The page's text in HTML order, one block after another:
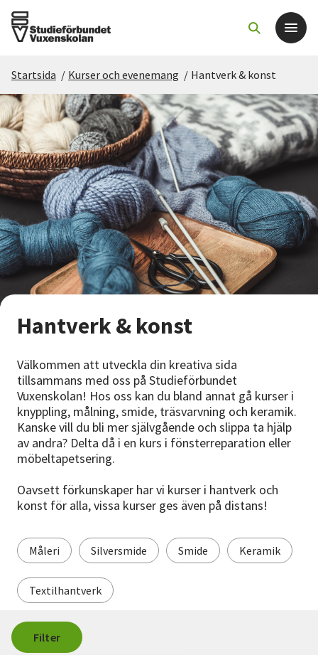
Det här gör vi
För dig som
Sök kurser och evenemang
Om SV
Starta studiecirkel
Cirkelledare
Nyheter
Avdelningar
Lyssna
Startsida / Kurser och evenemang / Hantverk & konst
Hantverk & konst
Välkommen att utveckla din kreativa sida
tillsammans med oss på Studieförbundet
Vuxenskolan! Hos oss kan du bland annat gå kurser i
knyppling, målning, smide, träsvarvning och keramik.
Kanske vill du bli mer självgående och slippa ta hjälp
av andra? Delta då i en kurs i fönsterreparation eller
möbeltapetsering.
Oavsett förkunskaper har vi kurser i hantverk och
konst för alla, vissa kurser ges även på distans!
Måleri Silversmide Smide Keramik
Textilhantverk
Filter